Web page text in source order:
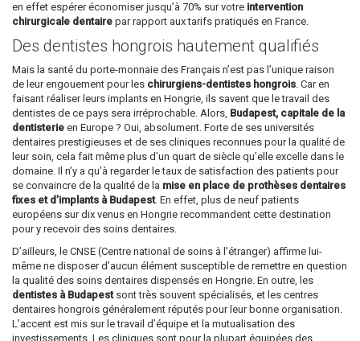
en effet espérer économiser jusqu’à 70% sur votre intervention
chirurgicale dentaire par rapport aux tarifs pratiqués en France.
Des dentistes hongrois hautement qualifiés
Mais la santé du porte-monnaie des Français n’est pas l’unique raison
de leur engouement pour les chirurgiens-dentistes hongrois. Car en
faisant réaliser leurs implants en Hongrie, ils savent que le travail des
dentistes de ce pays sera irréprochable. Alors, Budapest, capitale de la
dentisterie en Europe ? Oui, absolument. Forte de ses universités
dentaires prestigieuses et de ses cliniques reconnues pour la qualité de
leur soin, cela fait même plus d’un quart de siècle qu’elle excelle dans le
domaine. Il n’y a qu’à regarder le taux de satisfaction des patients pour
se convaincre de la qualité de la mise en place de prothèses dentaires
fixes et d’implants à Budapest. En effet, plus de neuf patients
européens sur dix venus en Hongrie recommandent cette destination
pour y recevoir des soins dentaires.
D’ailleurs, le CNSE (Centre national de soins à l’étranger) affirme lui-
même ne disposer d’aucun élément susceptible de remettre en question
la qualité des soins dentaires dispensés en Hongrie. En outre, les
dentistes à Budapestsont très souvent spécialisés, et les centres
dentaires hongrois généralement réputés pour leur bonne organisation.
L’accent est mis sur le travail d’équipe et la mutualisation des
investissements. Les cliniques sont pour la plupart équipées des